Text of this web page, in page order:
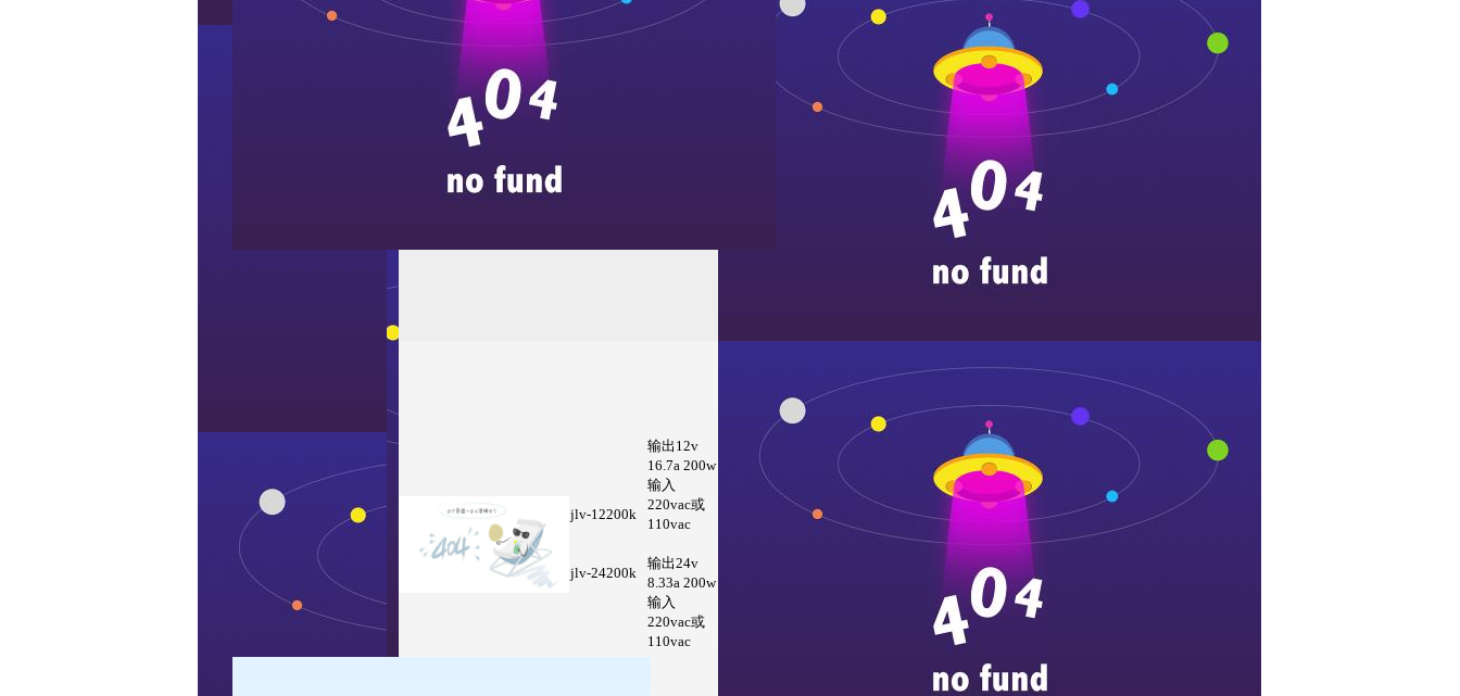
jlv-12200k
jlv-24200k
输出12v
16.7a 200w
输入
220vac或
110vac
输出24v
8.33a 200w
输入
220vac或
110vac